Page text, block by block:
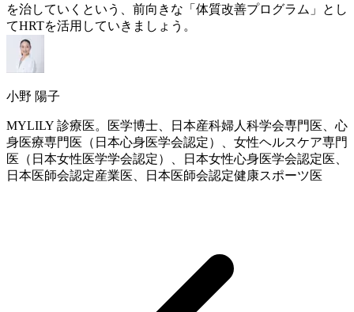
を治していくという、前向きな「体質改善プログラム」とし
てHRTを活用していきましょう。
小野 陽子
MYLILY 診療医。医学博士、日本産科婦人科学会専門医、心
身医療専門医（日本心身医学会認定）、女性ヘルスケア専門
医（日本女性医学学会認定）、日本女性心身医学会認定医、
日本医師会認定産業医、日本医師会認定健康スポーツ医